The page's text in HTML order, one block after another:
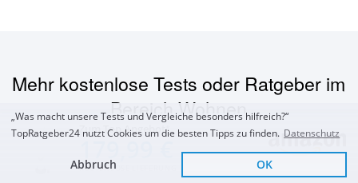
Zum Top Angebot
KOSTENLOSE LIEFERUNG
Mehr kostenlose Tests oder Ratgeber im
BereichWohnen
„Was macht unsere Tests und Vergleiche besonders hilfreich?“
TopRatgeber24 nutzt Cookies um die besten Tipps zu finden. Datenschutz
Abbruch OK